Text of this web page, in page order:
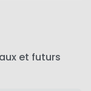
et futurs